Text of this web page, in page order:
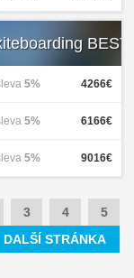
BEST
4266€
5%
6166€
5%
9016€
5%
3 4
5
DALŠÍ STRÁNKA